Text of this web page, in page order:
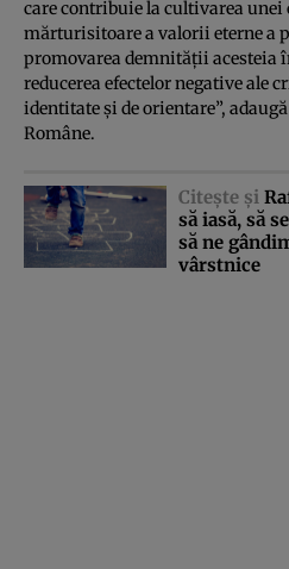
care contribuie la cultivarea
mărturisitoare a valorii eterne a
promovarea demnităţii acesteia
reducerea efectelor negative ale
identitate şi de orientare”,
Române.
Citeşte şi
să iasă, să
să ne
vârstnice